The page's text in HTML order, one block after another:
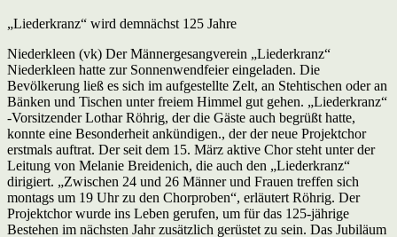
„Liederkranz“ wird demnächst 125 Jahre
Niederkleen (vk) Der Männergesangverein „Liederkranz“
Niederkleen hatte zur Sonnenwendfeier eingeladen. Die
Bevölkerung ließ es sich im aufgestellte Zelt, an Stehtischen oder an
Bänken und Tischen unter freiem Himmel gut gehen. „Liederkranz“
-Vorsitzender Lothar Röhrig, der die Gäste auch begrüßt hatte,
konnte eine Besonderheit ankündigen., der der neue Projektchor
erstmals auftrat. Der seit dem 15. März aktive Chor steht unter der
Leitung von Melanie Breidenich, die auch den „Liederkranz“
dirigiert. „Zwischen 24 und 26 Männer und Frauen treffen sich
montags um 19 Uhr zu den Chorproben“, erläutert Röhrig. Der
Projektchor wurde ins Leben gerufen, um für das 125-jährige
Bestehen im nächsten Jahr zusätzlich gerüstet zu sein. Das Jubiläum